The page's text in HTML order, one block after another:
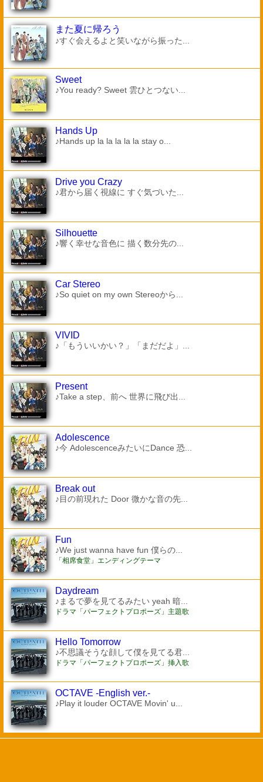
また夏に帰ろう
♪すぐ会えるよと笑いながら振った...
Sweet
♪You ready? Sweet 雲ひとつない...
Hands Up
♪Hands up la la la la la stay o...
Drive you Crazy
♪君から届く視線に すぐ気づいた...
Silhouette
♪響く幸せな音色に 描く数分先の...
Car Stereo
♪So quiet on my own Stereoから...
VIVID
♪「もういいかい？」「まだだよ」...
Present
♪Take a step、前へ 世界に飛び出...
Adolescence
♪今 AdolescenceみたいにDance 恐...
Break out
♪目の前現れた Door 微かな音の先...
Fun
♪We just wanna have fun 僕らの...
「相席食堂」エンディングテーマ
Daydream
♪まるで夢を見てるみたい yeah 暗...
ドラマ「パーフェクトプロポーズ」主題歌
Hello Tomorrow
♪不思議そうな顔して僕を見てる君...
ドラマ「パーフェクトプロポーズ」挿入歌
OCTAVE -English ver.-
♪Play it louder OCTAVE Movin' u...